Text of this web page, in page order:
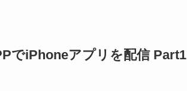
でiPhoneアプリを配信 Part1